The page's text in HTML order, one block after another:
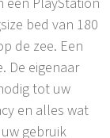
bed van 180
de zee. Een
De eigenaar
tot uw
en alles wat
gebruik